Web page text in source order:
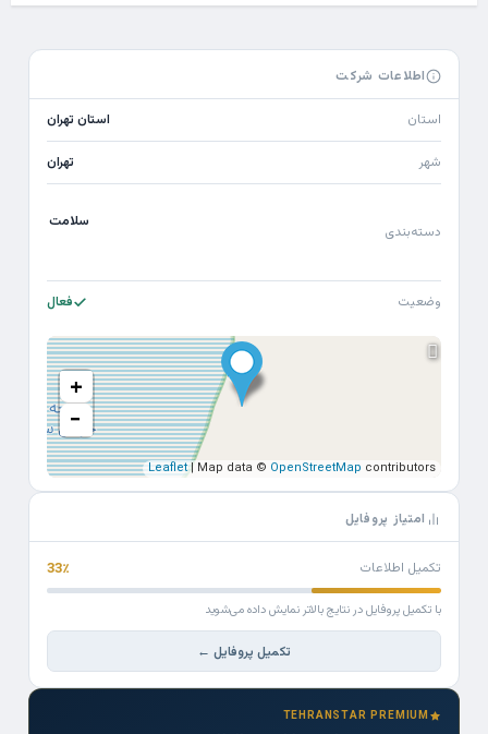
اطلاعات شرکت
استان استان تهران
شهر تهران
دسته‌بندی
سلامت
وضعیت فعال
+
−
Leaflet| Map data © OpenStreetMap contributors
امتیاز پروفایل
تکمیل اطلاعات 33٪
با تکمیل پروفایل در نتایج بالاتر نمایش داده می‌شوید
تکمیل پروفایل ←
TEHRANSTAR PREMIUM